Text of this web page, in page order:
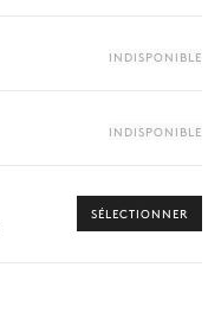
INDISPONIBLE
INDISPONIBLE
SÉLECTIONNER